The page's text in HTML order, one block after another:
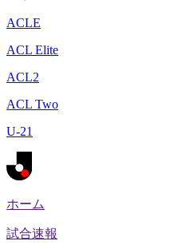
ACLE
ACL Elite
ACL2
ACL Two
U-21
ホーム
試合速報